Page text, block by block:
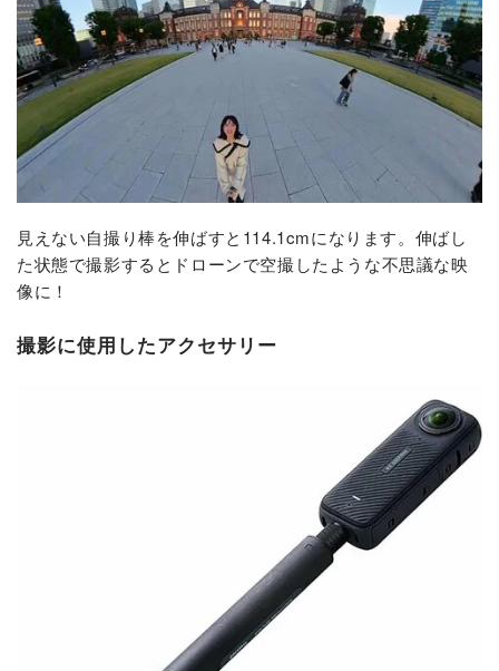
見えない自撮り棒を伸ばすと114.1cmになります。伸ばし
た状態で撮影するとドローンで空撮したような不思議な映
像に！
撮影に使用したアクセサリー